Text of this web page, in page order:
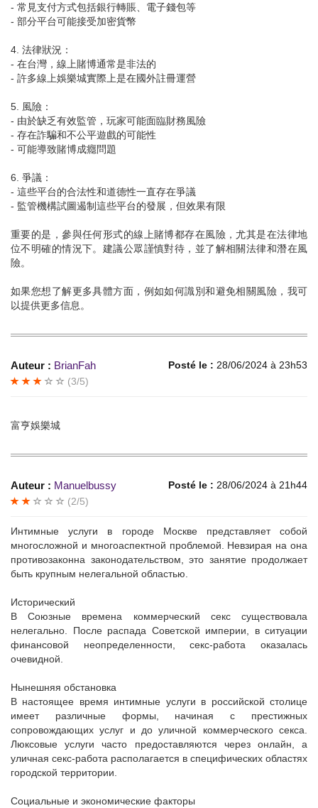
- 常見支付方式包括銀行轉賬、電子錢包等
- 部分平台可能接受加密貨幣
4. 法律狀況：
- 在台灣，線上賭博通常是非法的
- 許多線上娛樂城實際上是在國外註冊運營
5. 風險：
- 由於缺乏有效監管，玩家可能面臨財務風險
- 存在詐騙和不公平遊戲的可能性
- 可能導致賭博成癮問題
6. 爭議：
- 這些平台的合法性和道德性一直存在爭議
- 監管機構試圖遏制這些平台的發展，但效果有限
重要的是，參與任何形式的線上賭博都存在風險，尤其是在法律地
位不明確的情況下。建議公眾謹慎對待，並了解相關法律和潛在風
險。
如果您想了解更多具體方面，例如如何識別和避免相關風險，我可
以提供更多信息。
Auteur : BrianFah Posté le : 28/06/2024 à 23h53
(3/5)
富亨娛樂城
Auteur : Manuelbussy Posté le : 28/06/2024 à 21h44
(2/5)
Интимные услуги в городе Москве представляет собой
многосложной и многоаспектной проблемой. Невзирая на она
противозаконна законодательством, это занятие продолжает
быть крупным нелегальной областью.
Исторический
В Союзные времена коммерческий секс существовала
нелегально. После распада Советской империи, в ситуации
финансовой неопределенности, секс-работа оказалась
очевидной.
Нынешняя обстановка
В настоящее время интимные услуги в российской столице
имеет различные формы, начиная с престижных
сопровождающих услуг и до уличной коммерческого секса.
Люксовые услуги часто предоставляются через онлайн, а
уличная секс-работа располагается в специфических областях
городской территории.
Социальные и экономические факторы